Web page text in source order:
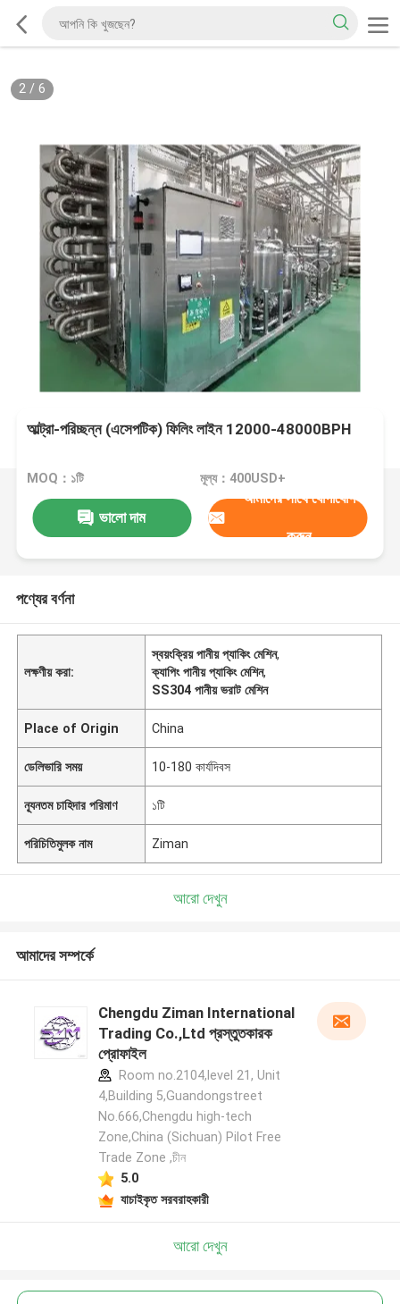
2/ 6
আল্ট্রা-পরিচ্ছন্ন (এসেপটিক) ফিলিং লাইন 12000-48000BPH
MOQ：১টি মূল্য：400USD+
ভালো দাম
আমাদের সাথে যোগাযোগ
করুন
পণ্যের বর্ণনা
লক্ষণীয় করা:
স্বয়ংক্রিয় পানীয় প্যাকিং মেশিন,
ক্যাপিং পানীয় প্যাকিং মেশিন,
SS304 পানীয় ভরাট মেশিন
Place of Origin China
ডেলিভারি সময় 10-180 কার্যদিবস
ন্যূনতম চাহিদার পরিমাণ ১টি
পরিচিতিমুলক নাম Ziman
আরো দেখুন
আমাদের সম্পর্কে
Chengdu Ziman International
Trading Co.,Ltd প্রস্তুতকারক
প্রোফাইল
Room no.2104,level 21, Unit
4,Building 5,Guandongstreet
No.666,Chengdu high-tech
Zone,China (Sichuan) Pilot Free
Trade Zone ,চীন
5.0
যাচাইকৃত সরবরাহকারী
আরো দেখুন